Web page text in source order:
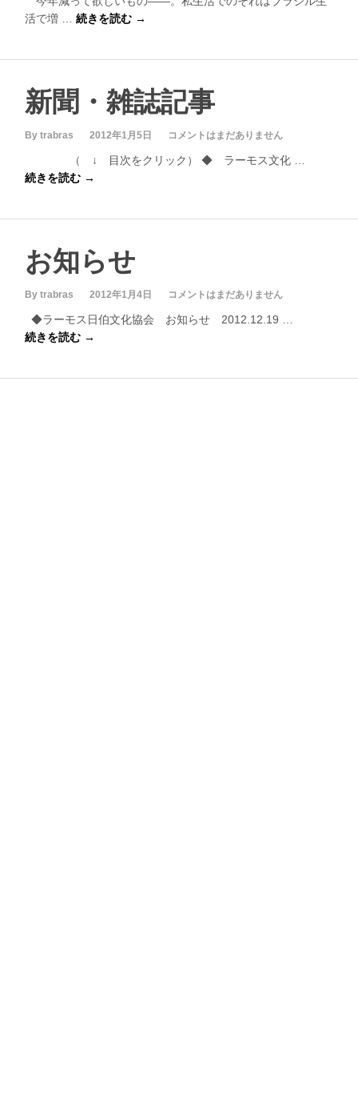
活で増 … 続きを読む →
新聞・雑誌記事
By trabras 2012年1月5日 コメントはまだありません
（ ↓ 目次をクリック） ◆ ラーモス文化 …
続きを読む →
お知らせ
By trabras 2012年1月4日 コメントはまだありません
◆ラーモス日伯文化協会 お知らせ 2012.12.19 …
続きを読む →